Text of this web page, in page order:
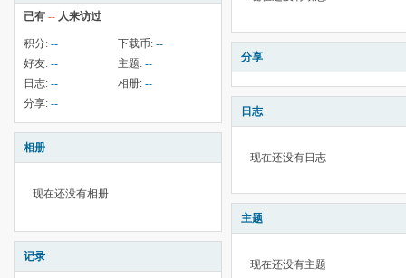
已有 -- 人来访过
积分: -- 下载币: --
好友: -- 主题: --
日志: -- 相册: --
分享: --
相册
现在还没有相册
记录
分享
日志
现在还没有日志
主题
现在还没有主题